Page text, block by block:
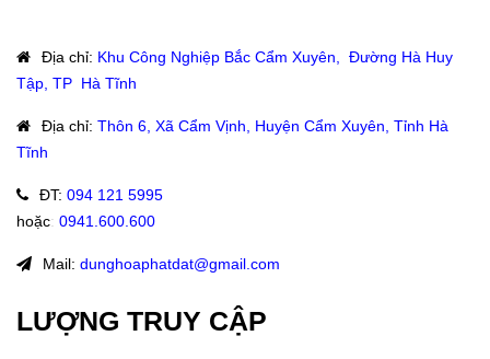
Địa chỉ: Khu Công Nghiệp Bắc Cẩm Xuyên, Đường Hà Huy
Tập, TP Hà Tĩnh
Địa chỉ: Thôn 6, Xã Cẩm Vịnh, Huyện Cẩm Xuyên, Tỉnh Hà
Tĩnh
ĐT: 094 121 5995
hoặc: 0941.600.600
Mail: dunghoaphatdat@gmail.com
LƯỢNG TRUY CẬP